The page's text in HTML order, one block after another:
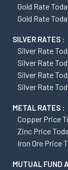
Gold Rate
Gold Rate
SILVER RATES :
Silver Rate
Silver Rate
Silver Rate
Silver Rate
METAL RATES :
Copper Price
Zinc Price
Iron Ore Price
MUTUAL FUND